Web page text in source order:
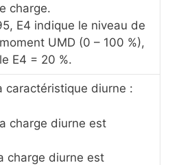
charge.
E4 indique le niveau de
UMD (0 – 100 %),
E4 = 20 %.
caractéristique diurne :
charge diurne est
charge diurne est